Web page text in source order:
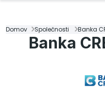
Domov Společnosti Banka
Banka